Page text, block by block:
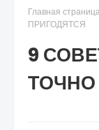
Главная
ПРИГОДЯТСЯ
9